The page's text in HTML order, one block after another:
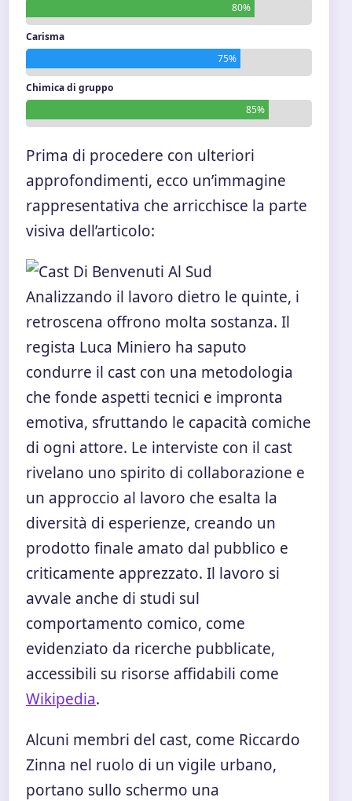
80%
Carisma
75%
Chimica di gruppo
85%
Prima di procedere con ulteriori
approfondimenti, ecco un’immagine
rappresentativa che arricchisce la parte
visiva dell’articolo:
Analizzando il lavoro dietro le quinte, i
retroscena offrono molta sostanza. Il
regista Luca Miniero ha saputo
condurre il cast con una metodologia
che fonde aspetti tecnici e impronta
emotiva, sfruttando le capacità comiche
di ogni attore. Le interviste con il cast
rivelano uno spirito di collaborazione e
un approccio al lavoro che esalta la
diversità di esperienze, creando un
prodotto finale amato dal pubblico e
criticamente apprezzato. Il lavoro si
avvale anche di studi sul
comportamento comico, come
evidenziato da ricerche pubblicate,
accessibili su risorse affidabili come
Wikipedia.
Alcuni membri del cast, come Riccardo
Zinna nel ruolo di un vigile urbano,
portano sullo schermo una